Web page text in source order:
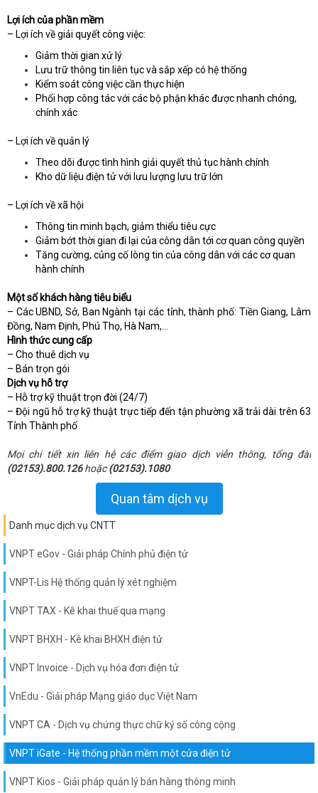
Lợi ích của phần mềm
– Lợi ích về giải quyết công việc:
Giảm thời gian xử lý
Lưu trữ thông tin liên tục và sắp xếp có hệ thống
Kiểm soát công việc cần thực hiện
Phối hợp công tác với các bộ phận khác được nhanh chóng,
chính xác
– Lợi ích về quản lý
Theo dõi được tình hình giải quyết thủ tục hành chính
Kho dữ liệu điện tử với lưu lượng lưu trữ lớn
– Lợi ích về xã hội
Thông tin minh bạch, giảm thiểu tiêu cực
Giảm bớt thời gian đi lại của công dân tới cơ quan công quyền
Tăng cường, củng cố lòng tin của công dân với các cơ quan
hành chính
Một số khách hàng tiêu biểu
– Các UBND, Sở, Ban Ngành tại các tỉnh, thành phố: Tiền Giang, Lâm
Đồng, Nam Định, Phú Thọ, Hà Nam,…
Hình thức cung cấp
– Cho thuê dịch vụ
– Bán trọn gói
Dịch vụ hỗ trợ
– Hỗ trợ kỹ thuật trọn đời (24/7)
– Đội ngũ hỗ trợ kỹ thuật trực tiếp đến tận phường xã trải dài trên 63
Tỉnh Thành phố
Mọi chi tiết xin liên hệ các điểm giao dịch viễn thông, tổng đài
(02153).800.126hoặc(02153).1080
Quan tâm dịch vụ
Danh mục dịch vụ CNTT
VNPT eGov - Giải pháp Chính phủ điện tử
VNPT-Lis Hệ thống quản lý xét nghiệm
VNPT TAX - Kê khai thuế qua mạng
VNPT BHXH - Kê khai BHXH điện tử
VNPT Invoice - Dịch vụ hóa đơn điện tử
VnEdu - Giải pháp Mạng giáo dục Việt Nam
VNPT CA - Dịch vụ chứng thực chữ ký số công cộng
VNPT iGate - Hệ thống phần mềm một cửa điện tử
VNPT Kios - Giải pháp quản lý bán hàng thông minh